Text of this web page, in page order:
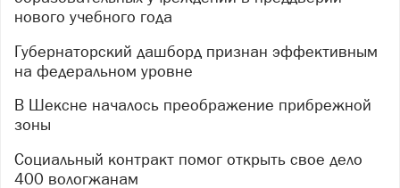
нового учебного года
Губернаторский дашборд признан эффективным
на федеральном уровне
В Шексне началось преображение прибрежной
зоны
Социальный контракт помог открыть свое дело
400 вологжанам